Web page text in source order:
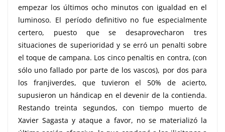
empezar los últimos ocho minutos con igualdad en el
luminoso. El período definitivo no fue especialmente
certero, puesto que se desaprovecharon tres
situaciones de superioridad y se erró un penalti sobre
el toque de campana. Los cinco penaltis en contra, (con
sólo uno fallado por parte de los vascos), por dos para
los franjiverdes, que tuvieron el 50% de acierto,
supusieron un hándicap en el devenir de la contienda.
Restando treinta segundos, con tiempo muerto de
Xavier Sagasta y ataque a favor, no se materializó la